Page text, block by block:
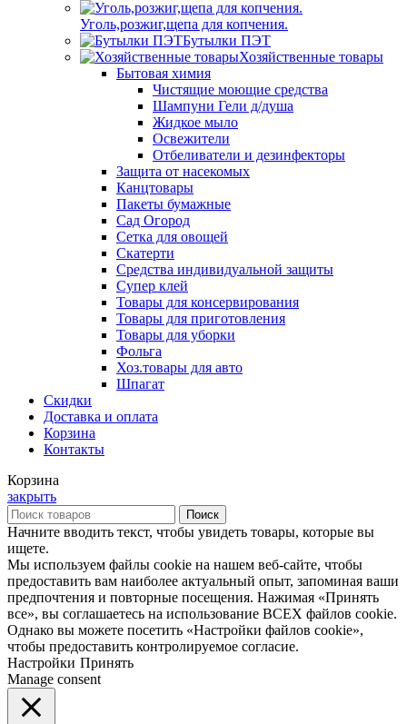
Уголь,розжиг,щепа для копчения.
Бутылки ПЭТ
Хозяйственные товары
Бытовая химия
Чистящие моющие средства
Шампуни Гели д/душа
Жидкое мыло
Освежители
Отбеливатели и дезинфекторы
Защита от насекомых
Канцтовары
Пакеты бумажные
Сад Огород
Сетка для овощей
Скатерти
Средства индивидуальной защиты
Супер клей
Товары для консервирования
Товары для приготовления
Товары для уборки
Фольга
Хоз.товары для авто
Шпагат
Скидки
Доставка и оплата
Корзина
Контакты
Корзина
закрыть
Поиск
Начните вводить текст, чтобы увидеть товары, которые вы
ищете.
Мы используем файлы cookie на нашем веб-сайте, чтобы
предоставить вам наиболее актуальный опыт, запоминая ваши
предпочтения и повторные посещения. Нажимая «Принять
все», вы соглашаетесь на использование ВСЕХ файлов cookie.
Однако вы можете посетить «Настройки файлов cookie»,
чтобы предоставить контролируемое согласие.
Настройки Принять
Manage consent